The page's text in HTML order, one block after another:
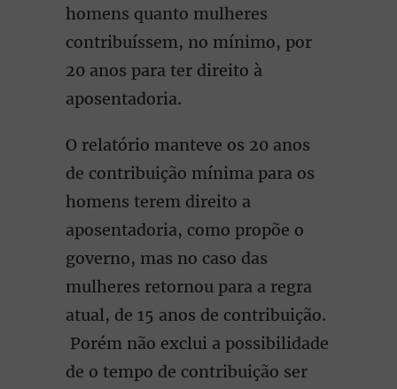
homens quanto mulheres
contribuíssem, no mínimo, por
20 anos para ter direito à
aposentadoria.
O relatório manteve os 20 anos
de contribuição mínima para os
homens terem direito a
aposentadoria, como propõe o
governo, mas no caso das
mulheres retornou para a regra
atual, de 15 anos de contribuição.
Porém não exclui a possibilidade
de o tempo de contribuição ser